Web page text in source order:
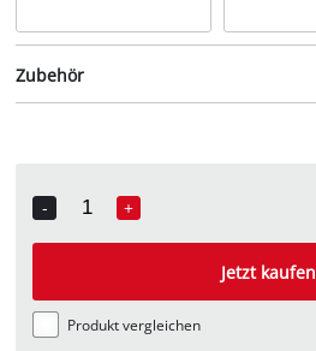
Zubehör
-
Quantity
+
Jetzt kaufen
Produkt vergleichen